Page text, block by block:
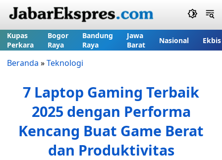
Kupas
Perkara
Bogor
Raya
Bandung
Raya
Jawa
Barat
Nasional Ekbis
Beranda »Teknologi
7 Laptop Gaming Terbaik
2025 dengan Performa
Kencang Buat Game Berat
dan Produktivitas